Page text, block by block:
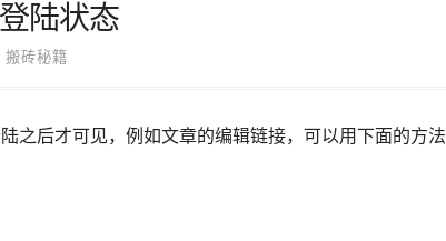
陆状态
搬砖秘籍
之后才可见，例如文章的编辑链接，可以用下面的方法